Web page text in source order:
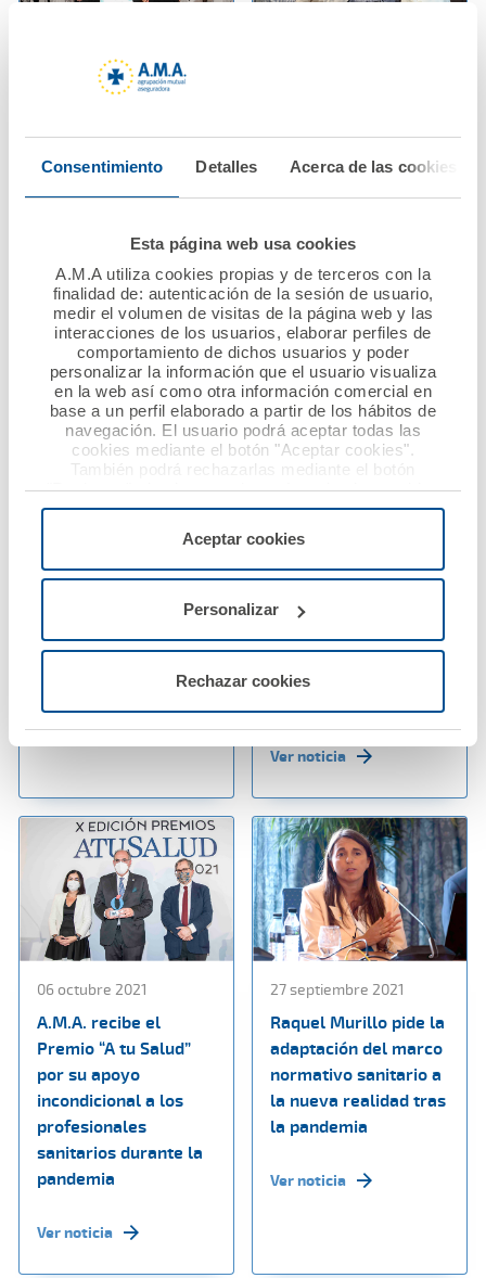
Consentimiento Detalles Acerca de las cookies
Esta página web usa cookies
A.M.A utiliza cookies propias y de terceros con la
finalidad de: autenticación de la sesión de usuario,
medir el volumen de visitas de la página web y las
interacciones de los usuarios, elaborar perfiles de
comportamiento de dichos usuarios y poder
personalizar la información que el usuario visualiza
en la web así como otra información comercial en
base a un perfil elaborado a partir de los hábitos de
navegación. El usuario podrá aceptar todas las
cookies mediante el botón "Aceptar cookies".
También podrá rechazarlas mediante el botón
"Rechazar", donde se rechazarán todas las cookies
menos las necesarias para permitir el acceso a los
configurarlas usando el botón “Personalizar".
Aceptar cookies
Personalizar
Rechazar cookies
10 noviembre 2021
Nutricionistas de
Catalunya reconoce a
con sus colegiados de
Catalunya
Ver noticia
Veterinarios de
Melilla una póliza
Ver noticia
20 octubre 2021
El Taller de A.M.A. del
Sanitario se convierte
en un éxito absoluto
Ver noticia
14 octubre 2021
producto de renting
de autos para los
profesionales
Ver noticia
06 octubre 2021
A.M.A. recibe el
Premio “A tu Salud”
por su apoyo
incondicional a los
profesionales
sanitarios durante la
pandemia
Ver noticia
27 septiembre 2021
Raquel Murillo pide la
adaptación del marco
normativo sanitario a
la nueva realidad tras
la pandemia
Ver noticia